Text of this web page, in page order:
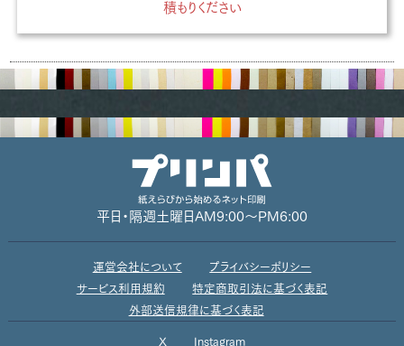
積もりください
平日・隔週土曜日 AM9:00～PM6:00
運営会社について
プライバシーポリシー
サービス利用規約
特定商取引法に基づく表記
外部送信規律に基づく表記
X Instagram